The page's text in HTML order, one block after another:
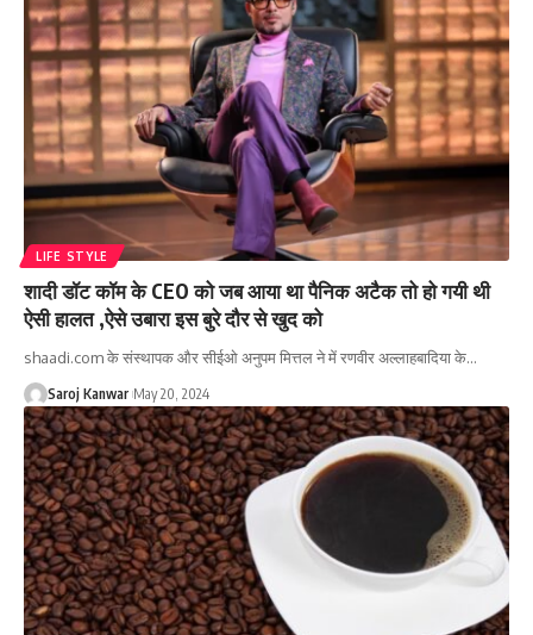
LIFE STYLE
शादी डॉट कॉम के CEO को जब आया था पैनिक अटैक तो हो गयी थी
ऐसी हालत ,ऐसे उबारा इस बुरे दौर से खुद को
shaadi.com के संस्थापक और सीईओ अनुपम मित्तल ने में रणवीर अल्लाहबादिया के…
Saroj Kanwar May 20, 2024